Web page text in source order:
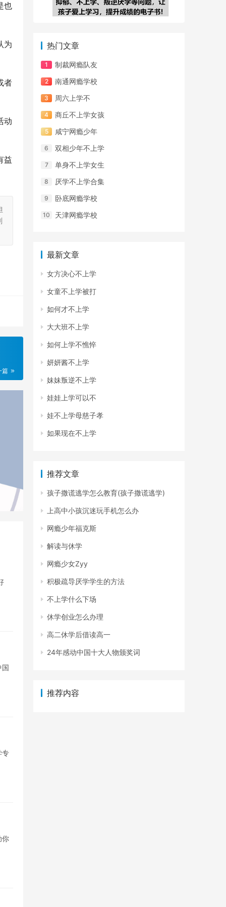
也
为
者
动
益
篇
国
专
你
热门文章
制裁网瘾队友
南通网瘾学校
周六上学不
商丘不上学女孩
咸宁网瘾少年
双相少年不上学
单身不上学女生
厌学不上学合集
卧底网瘾学校
天津网瘾学校
最新文章
女方决心不上学
女童不上学被打
如何才不上学
大大班不上学
如何上学不憔悴
妍妍酱不上学
妹妹叛逆不上学
娃娃上学可以不
娃不上学母慈子孝
如果现在不上学
推荐文章
孩子撒谎逃学怎么教育(孩子撒谎逃学)
上高中小孩沉迷玩手机怎么办
网瘾少年福克斯
解读与休学
网瘾少女Zyy
积极疏导厌学学生的方法
不上学什么下场
休学创业怎么办理
高二休学后借读高一
24年感动中国十大人物颁奖词
推荐内容